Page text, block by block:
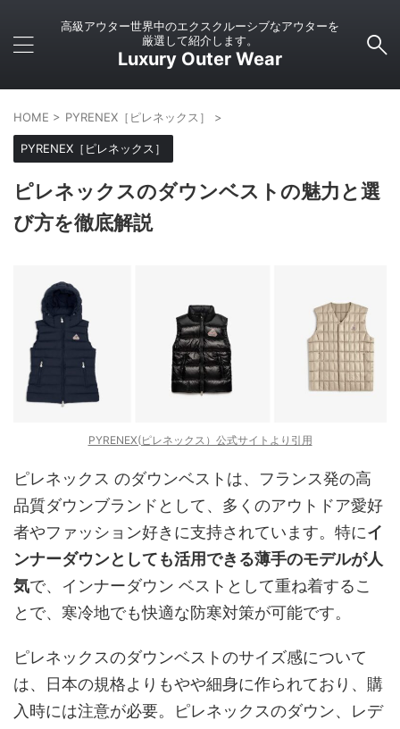
高級アウター世界中のエクスクルーシブなアウターを
厳選して紹介します。
Luxury Outer Wear
HOME > PYRENEX［ピレネックス］ >
PYRENEX［ピレネックス］
ピレネックスのダウンベストの魅力と選
び方を徹底解説
PYRENEX(ピレネックス）公式サイトより引用
ピレネックス のダウンベストは、フランス発の高
品質ダウンブランドとして、多くのアウトドア愛好
者やファッション好きに支持されています。特にイ
ンナーダウンとしても活用できる薄手のモデルが人
気で、インナーダウン ベストとして重ね着するこ
とで、寒冷地でも快適な防寒対策が可能です。
ピレネックスのダウンベストのサイズ感について
は、日本の規格よりもやや細身に作られており、購
入時には注意が必要。ピレネックスのダウン、レデ